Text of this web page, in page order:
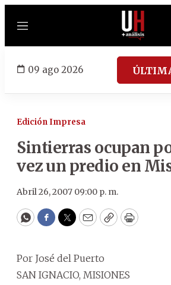
Menú
09 ago 2026
Edición Impresa
Sintierras ocupan
vez un predio en
Abril 26, 2007 09:00 p. m.
WhatsApp
Facebook
Twitter
EmailCopyPrint
Por José del Puerto
SAN IGNACIO, MISIONES